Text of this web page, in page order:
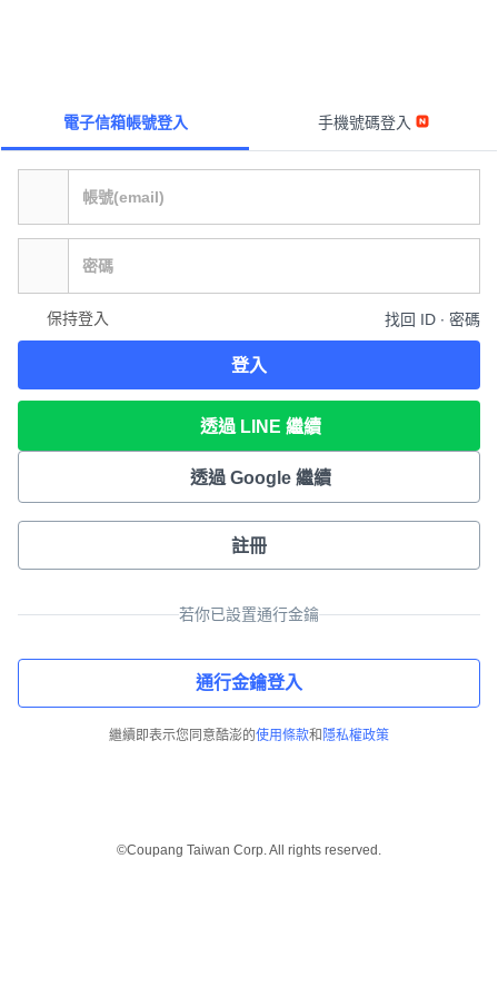
電子信箱帳號登入 手機號碼登入
保持登入 找回 ID ∙ 密碼
登入
透過 LINE 繼續
透過 Google 繼續
註冊
若你已設置通行金鑰
通行金鑰登入
繼續即表示您同意酷澎的使用條款和 隱私權政策
©Coupang Taiwan Corp. All rights reserved.